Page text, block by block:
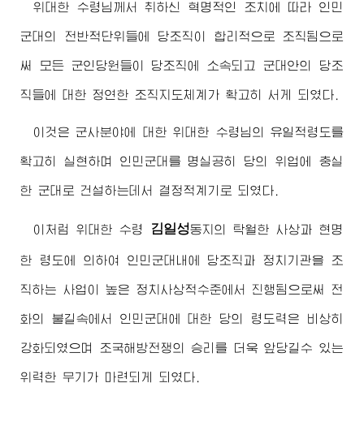
위대한 수령님께서 취하신 혁명적인 조치에 따라 인민
군대의 전반적단위들에 당조직이 합리적으로 조직됨으로
써 모든 군인당원들이 당조직에 소속되고 군대안의 당조
직들에 대한 정연한 조직지도체계가 확고히 서게 되였다.
이것은 군사분야에 대한위대한 수령님 의 유일적령도를
확고히 실현하며 인민군대를 명실공히 당의 위업에 충실
한 군대로 건설하는데서 결정적계기로 되였다.
이처럼위대한 수령 김일성동지 의 탁월한 사상과 현명
한 령도에 의하여 인민군대내에 당조직과 정치기관을 조
직하는 사업이 높은 정치사상적수준에서 진행됨으로써 전
화의 불길속에서 인민군대에 대한 당의 령도력은 비상히
강화되였으며 조국해방전쟁의 승리를 더욱 앞당길수 있는
위력한 무기가 마련되게 되였다.